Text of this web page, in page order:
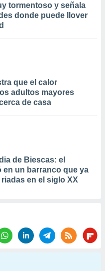
tormentoso y señala
donde puede llover
que el calor
adultos mayores
de casa
de Biescas: el
en un barranco que ya
en el siglo XX